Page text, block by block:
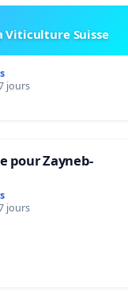
Viticulture Suisse
jours
pour Zayneb-
jours